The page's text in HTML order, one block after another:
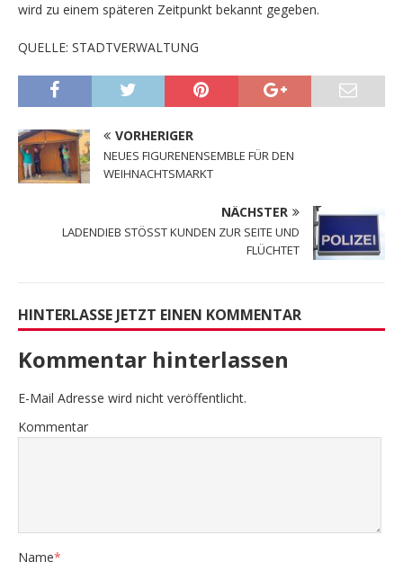
wird zu einem späteren Zeitpunkt bekannt gegeben.
QUELLE: STADTVERWALTUNG
VORHERIGER
NEUES FIGURENENSEMBLE FÜR DEN
WEIHNACHTSMARKT
NÄCHSTER
LADENDIEB STÖSST KUNDEN ZUR SEITE UND
FLÜCHTET
HINTERLASSE JETZT EINEN KOMMENTAR
Kommentar hinterlassen
E-Mail Adresse wird nicht veröffentlicht.
Kommentar
Name*